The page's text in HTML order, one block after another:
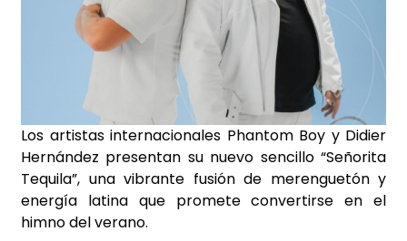
Los artistas internacionales Phantom Boy y Didier
Hernández presentan su nuevo sencillo “Señorita
Tequila”, una vibrante fusión de merenguetón y
energía latina que promete convertirse en el
himno del verano.